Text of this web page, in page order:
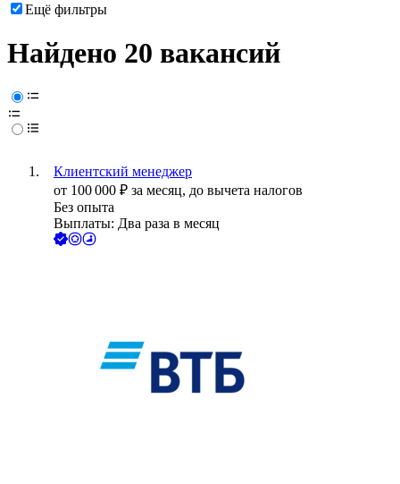
Ещё фильтры
Найдено 20 вакансий
Клиентский менеджер
от 100 000 ₽ за месяц, до вычета налогов
Без опыта
Выплаты: Два раза в месяц